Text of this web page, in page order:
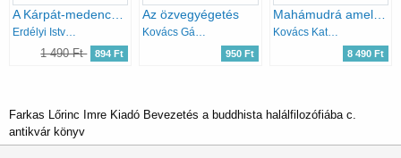
1 490 Ft 894 Ft
Az özvegyégetés
950 Ft
Mahámudrá amely eloszlatja a nemtudás sötétségét
Kovács Katalin (ford.)
8 490 Ft
Farkas Lőrinc Imre Kiadó Bevezetés a buddhista halálfilozófiába c.
antikvár könyv